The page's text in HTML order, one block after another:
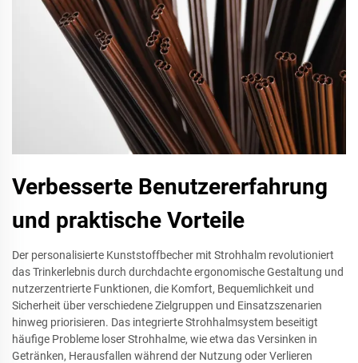
Verbesserte Benutzererfahrung
und praktische Vorteile
Der personalisierte Kunststoffbecher mit Strohhalm revolutioniert
das Trinkerlebnis durch durchdachte ergonomische Gestaltung und
nutzerzentrierte Funktionen, die Komfort, Bequemlichkeit und
Sicherheit über verschiedene Zielgruppen und Einsatzszenarien
hinweg priorisieren. Das integrierte Strohhalmsystem beseitigt
häufige Probleme loser Strohhalme, wie etwa das Versinken in
Getränken, Herausfallen während der Nutzung oder Verlieren